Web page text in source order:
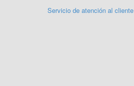
Servicio de atención al cliente